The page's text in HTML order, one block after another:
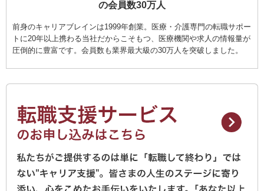
の会員数30万人
前身のキャリアブレインは1999年創業。医療・介護専門の転職サポー
トに20年以上携わる当社だからこそもつ、医療機関や求人の情報量が
圧倒的に豊富です。会員数も業界最大級の30万人を突破しました。